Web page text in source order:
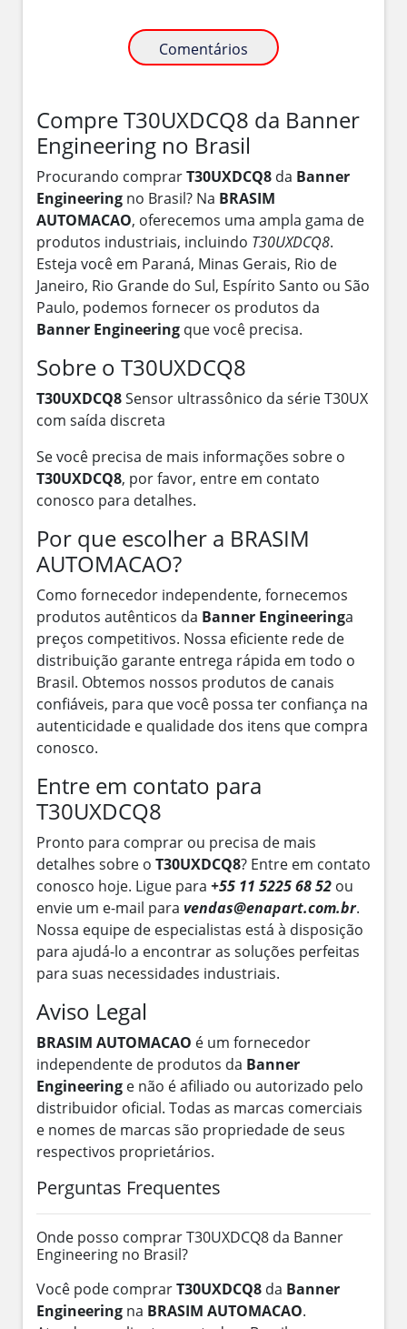
Comentários
Compre T30UXDCQ8 da Banner
Engineering no Brasil
Procurando comprarT30UXDCQ8 da Banner
Engineering no Brasil? Na BRASIM
AUTOMACAO, oferecemos uma ampla gama de
produtos industriais, incluindo T30UXDCQ8.
Esteja você em Paraná, Minas Gerais, Rio de
Janeiro, Rio Grande do Sul, Espírito Santo ou São
Paulo, podemos fornecer os produtos da
Banner Engineering que você precisa.
Sobre o T30UXDCQ8
T30UXDCQ8Sensor ultrassônico da série T30UX
com saída discreta
Se você precisa de mais informações sobre o
T30UXDCQ8, por favor, entre em contato
conosco para detalhes.
Por que escolher a BRASIM
AUTOMACAO?
Como fornecedor independente, fornecemos
produtos autênticos da Banner Engineeringa
preços competitivos. Nossa eficiente rede de
distribuição garante entrega rápida em todo o
Brasil. Obtemos nossos produtos de canais
confiáveis, para que você possa ter confiança na
autenticidade e qualidade dos itens que compra
conosco.
Entre em contato para
T30UXDCQ8
Pronto para comprar ou precisa de mais
detalhes sobre o T30UXDCQ8? Entre em contato
conosco hoje. Ligue para +55 11 5225 68 52 ou
envie um e-mail para vendas@enapart.com.br.
Nossa equipe de especialistas está à disposição
para ajudá-lo a encontrar as soluções perfeitas
para suas necessidades industriais.
Aviso Legal
BRASIM AUTOMACAO é um fornecedor
independente de produtos da Banner
Engineering e não é afiliado ou autorizado pelo
distribuidor oficial. Todas as marcas comerciais
e nomes de marcas são propriedade de seus
respectivos proprietários.
Perguntas Frequentes
Onde posso comprar T30UXDCQ8 da Banner
Engineering no Brasil?
Você pode comprarT30UXDCQ8 da Banner
Engineering na BRASIM AUTOMACAO.